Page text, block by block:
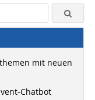
mit neuen
Chatbot